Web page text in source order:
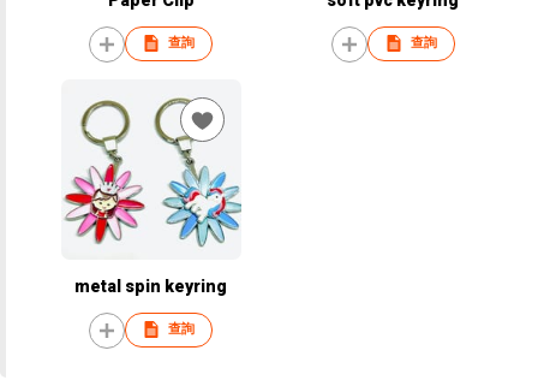
查詢 查詢
metal spin keyring
查詢